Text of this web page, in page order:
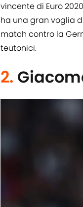
vincente di Euro
ha una gran voglia
match contro la
teutonici.
2.